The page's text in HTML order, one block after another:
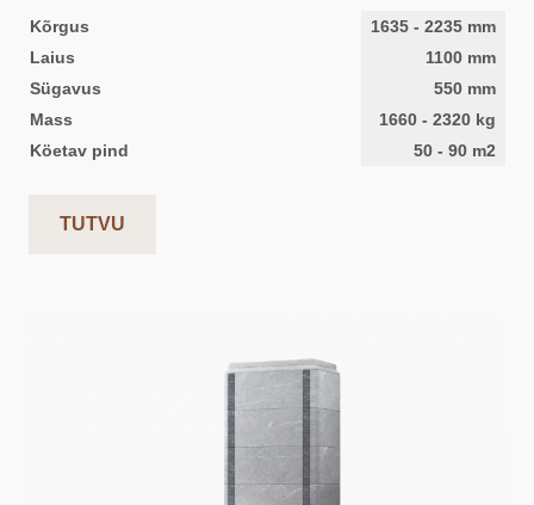
Kõrgus 1635 - 2235 mm
Laius
1100 mm
Sügavus
550 mm
Mass
1660 - 2320 kg
Köetav pind
50 - 90 m2
TUTVU